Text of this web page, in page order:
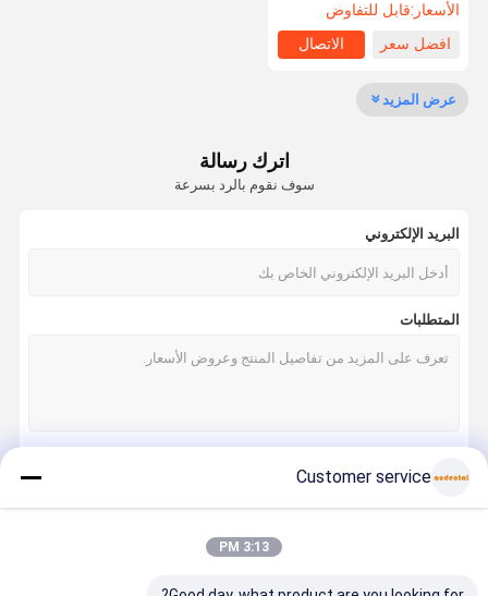
سيراميك زجاج الأسنان
الأسعار:قابل للتفاوض
افضل سعر
الاتصال
عرض المزيد
اترك رسالة
سوف نقوم بالرد بسرعة
البريد الإلكتروني
المتطلبات
Customer service
3:13 PM